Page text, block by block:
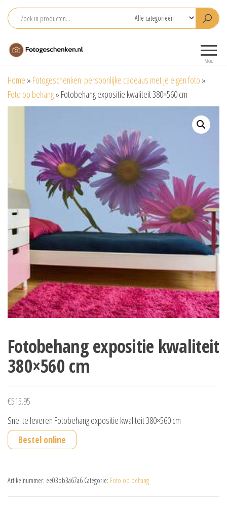
naar
inhoud
voor je foto
Menu
Home » Fotogeschenken: persoonlijke cadeaus met je eigen foto »
Foto op behang» Fotobehang expositie kwaliteit 380×560 cm
Fotobehang expositie kwaliteit
380×560 cm
€515.95
Snel te leveren Fotobehang expositie kwaliteit 380×560 cm
Bestel online
Artikelnummer: ee03bb3a67a6 Categorie: Foto op behang